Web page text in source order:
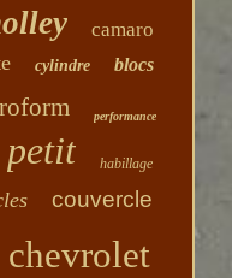
camaro
cylindre blocs
performance
petit habillage
couvercle
chevrolet